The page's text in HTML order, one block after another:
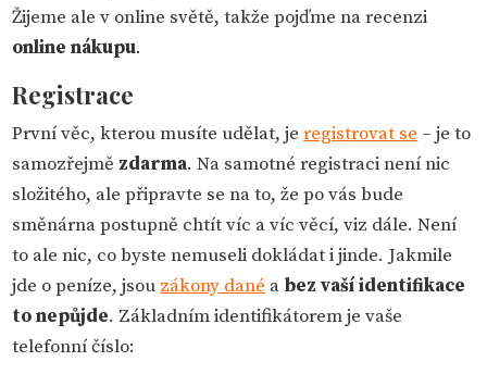
Žijeme ale v online světě, takže pojďme na recenzi
online nákupu.
Registrace
První věc, kterou musíte udělat, jeregistrovat se – je to
samozřejmě zdarma. Na samotné registraci není nic
složitého, ale připravte se na to, že po vás bude
směnárna postupně chtít víc a víc věcí, viz dále. Není
to ale nic, co byste nemuseli dokládat i jinde. Jakmile
jde o peníze, jsou zákony dané a bez vaší identifikace
to nepůjde. Základním identifikátorem je vaše
telefonní číslo: